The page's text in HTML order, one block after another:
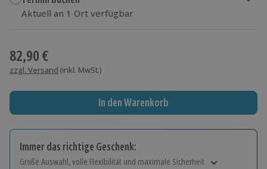
Aktuell an 1 Ort verfügbar
82,90 €
zzgl. Versand (inkl. MwSt.)
In den Warenkorb
Immer das richtige Geschenk:
Große Auswahl, volle Flexibilität und maximale Sicherheit